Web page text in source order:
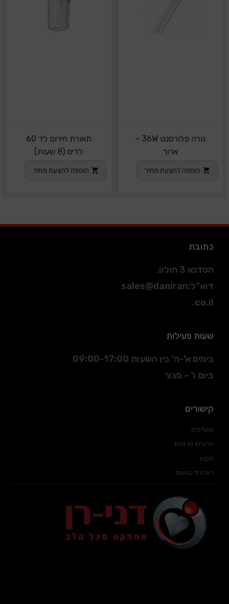
נורה פלורסנט 36W –
ארוך
הוספה להצעת מחיר
תאורת חירום לד 60
לדים (8 שעות)
הוספה להצעת מחיר
כתובת
הסדנא 3 חולון.
דוא"ל:
sales@daniran
.co.il
שעות פעילות
בימים א'-ה' בין השעות 09:00-17:00
ביום ו' – סגור
קישורים
מועדפים
מדיניות פרטיות
תקנון
הצהרת נגישות